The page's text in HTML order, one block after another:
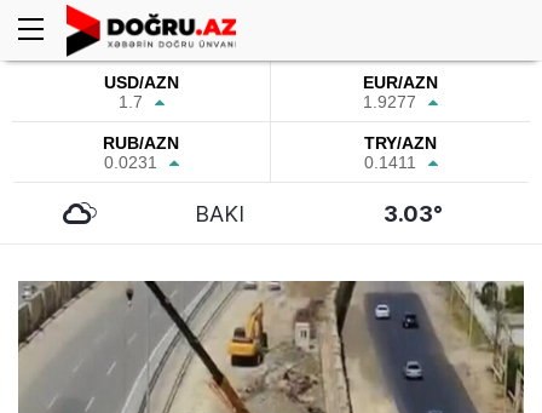
USD/AZN
1.7
EUR/AZN
1.9277
RUB/AZN
0.0231
TRY/AZN
0.1411
BAKI 3.03°